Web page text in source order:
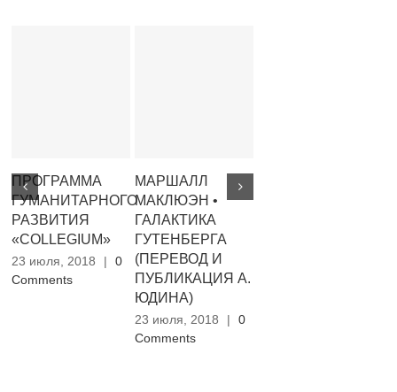
ПРОГРАММА
ГУМАНИТАРНОГО
РАЗВИТИЯ
«COLLEGIUM»
23 июля, 2018 |
0
Comments
МАРШАЛЛ
МАКЛЮЭН •
ГАЛАКТИКА
ГУТЕНБЕРГА
(ПЕРЕВОД И
ПУБЛИКАЦИЯ А.
ЮДИНА)
23 июля, 2018 |
0
Comments